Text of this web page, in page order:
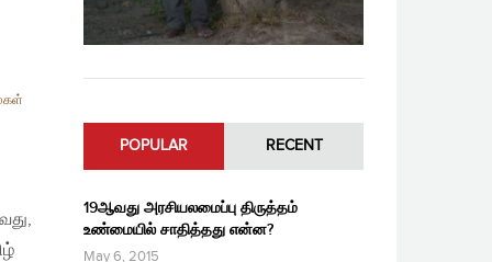
POPULAR RECENT
19ஆவது அரசியலமைப்பு திருத்தம்
உண்மையில் சாதித்தது என்ன?
May 6, 2015